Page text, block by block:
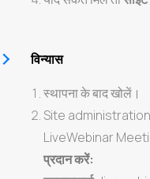
विन्यास
स्थापना के बाद खोलें।
Site
LiveWebinar
प्रदान करें: